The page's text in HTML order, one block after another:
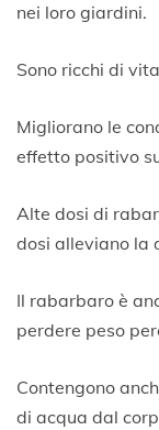
i
g
2
0
nei loro giardini.
Sono ricchi di
Migliorano le
effetto positivo
Alte dosi di
dosi alleviano la
Il rabarbaro è
perdere peso
Contengono
di acqua dal